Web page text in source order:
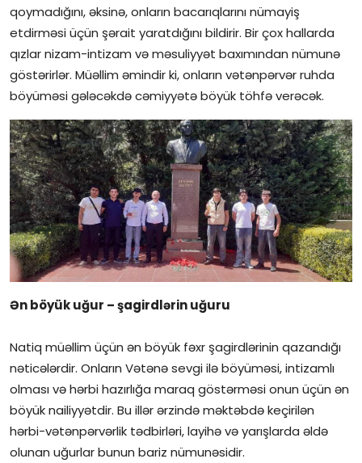
qoymadığını, əksinə, onların bacarıqlarını nümayiş
etdirməsi üçün şərait yaratdığını bildirir. Bir çox hallarda
qızlar nizam-intizam və məsuliyyət baxımından nümunə
göstərirlər. Müəllim əmindir ki, onların vətənpərvər ruhda
böyüməsi gələcəkdə cəmiyyətə böyük töhfə verəcək.
Ən böyük uğur – şagirdlərin uğuru
Natiq müəllim üçün ən böyük fəxr şagirdlərinin qazandığı
nəticələrdir. Onların Vətənə sevgi ilə böyüməsi, intizamlı
olması və hərbi hazırlığa maraq göstərməsi onun üçün ən
böyük nailiyyətdir. Bu illər ərzində məktəbdə keçirilən
hərbi-vətənpərvərlik tədbirləri, layihə və yarışlarda əldə
olunan uğurlar bunun bariz nümunəsidir.